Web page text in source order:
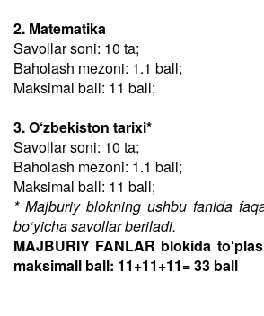
2. Matematika
Savollar soni: 10 ta;
Baholash mezoni: 1.1 ball;
Maksimal ball: 11 ball;
3. O‘zbekiston tarixi*
Savollar soni: 10 ta;
Baholash mezoni: 1.1 ball;
Maksimal ball: 11 ball;
* Majburiy blokning ushbu fanida
bo‘yicha savollar beriladi.
MAJBURIY FANLAR blokida
maksimall ball: 11+11+11= 33 ball